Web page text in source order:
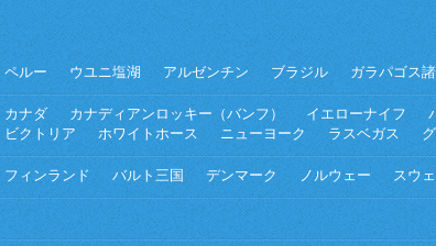
ペルー ウユニ塩湖 アルゼンチン ブラジル ガラパゴス
カナダ カナディアンロッキー（バンフ） イエローナイフ
ビクトリア
ホワイトホース ニューヨーク ラスベガス
フィンランド バルト三国 デンマーク ノルウェー スウ